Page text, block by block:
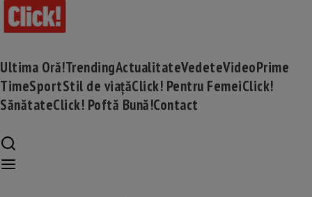
Ultima Oră!TrendingActualitateVedeteVideoPrime
TimeSportStil de viațăClick! Pentru FemeiClick!
SănătateClick! Poftă Bună!Contact